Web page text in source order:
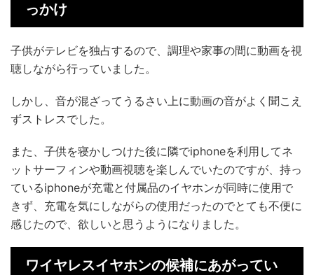
っかけ
子供がテレビを独占するので、調理や家事の間に動画を視
聴しながら行っていました。
しかし、音が混ざってうるさい上に動画の音がよく聞こえ
ずストレスでした。
また、子供を寝かしつけた後に隣でiphoneを利用してネ
ットサーフィンや動画視聴を楽しんでいたのですが、持っ
ているiphoneが充電と付属品のイヤホンが同時に使用で
きず、充電を気にしながらの使用だったのでとても不便に
感じたので、欲しいと思うようになりました。
ワイヤレスイヤホンの候補にあがってい